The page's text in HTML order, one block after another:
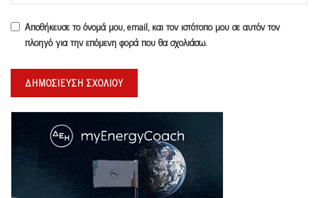
Αποθήκευσε το όνομά μου, email, και τον ιστότοπο μου σε αυτόν τον
πλοηγό για την επόμενη φορά που θα σχολιάσω.